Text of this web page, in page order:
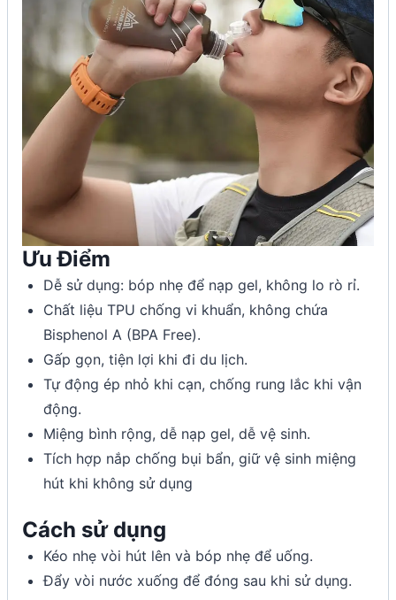
Ưu Điểm
Dễ sử dụng: bóp nhẹ để nạp gel, không lo rò rỉ.
Chất liệu TPU chống vi khuẩn, không chứa
Bisphenol A (BPA Free).
Gấp gọn, tiện lợi khi đi du lịch.
Tự động ép nhỏ khi cạn, chống rung lắc khi vận
động.
Miệng bình rộng, dễ nạp gel, dễ vệ sinh.
Tích hợp nắp chống bụi bẩn, giữ vệ sinh miệng
hút khi không sử dụng
Cách sử dụng
Kéo nhẹ vòi hút lên và bóp nhẹ để uống.
Đẩy vòi nước xuống để đóng sau khi sử dụng.